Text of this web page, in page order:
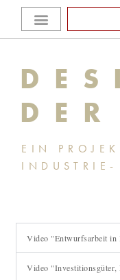
Zum
springen
EIN
INDUSTRIE-
Video "Entwurfsarbeit in
Video "Investitionsgüter,